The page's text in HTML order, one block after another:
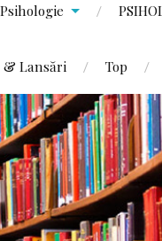
Psihologie
& Lansări Top